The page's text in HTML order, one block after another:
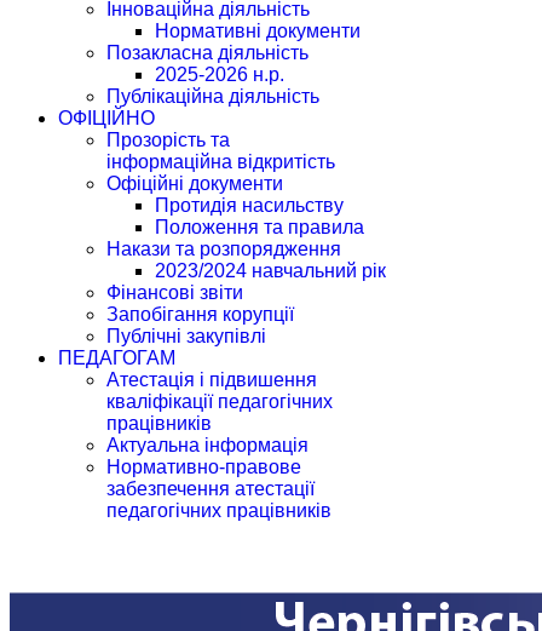
Інноваційна діяльність
Нормативні документи
Позакласна діяльність
2025-2026 н.р.
Публікаційна діяльність
ОФІЦІЙНО
Прозорість та
інформаційна відкритість
Офіційні документи
Протидія насильству
Положення та правила
Накази та розпорядження
2023/2024 навчальний рік
Фінансові звіти
Запобігання корупції
Публічні закупівлі
ПЕДАГОГАМ
Атестація і підвишення
кваліфікації педагогічних
працівників
Актуальна інформація
Нормативно-правове
забезпечення атестації
педагогічних працівників